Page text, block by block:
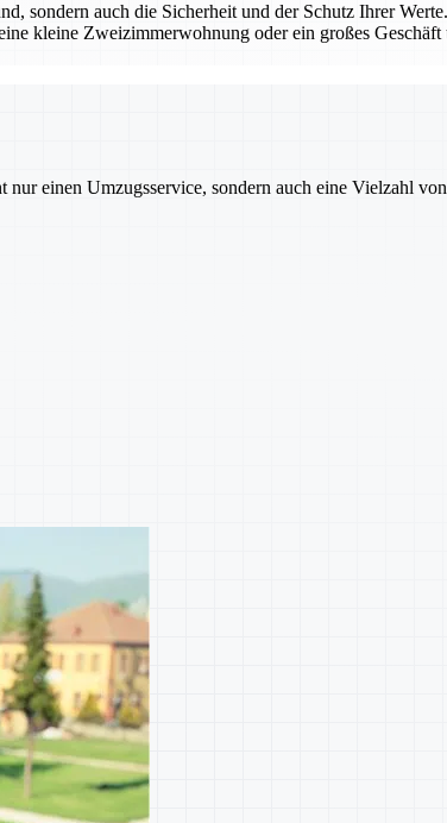
sondern auch die Sicherheit und der Schutz Ihrer
kleine Zweizimmerwohnung oder ein großes
einen Umzugsservice, sondern auch eine Vielzahl